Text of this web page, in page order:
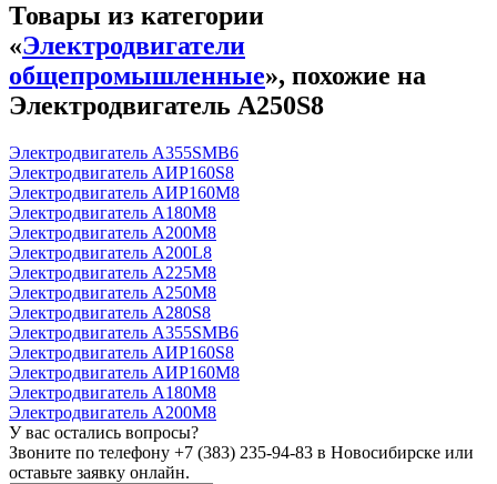
Товары из категории
«Электродвигатели
общепромышленные», похожие на
Электродвигатель А250S8
Электродвигатель А355SМВ6
Электродвигатель АИР160S8
Электродвигатель АИР160М8
Электродвигатель А180М8
Электродвигатель А200М8
Электродвигатель А200L8
Электродвигатель А225М8
Электродвигатель А250М8
Электродвигатель А280S8
Электродвигатель А355SМВ6
Электродвигатель АИР160S8
Электродвигатель АИР160М8
Электродвигатель А180М8
Электродвигатель А200М8
У вас остались вопросы?
Звоните по телефону +7 (383) 235-94-83 в Новосибирске или
оставьте заявку онлайн.